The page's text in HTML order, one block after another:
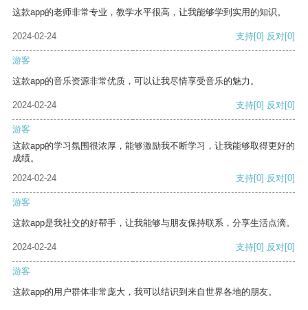
这款app的老师非常专业，教学水平很高，让我能够学到实用的知识。
2024-02-24 支持[0] 反对[0]
游客
这款app的音乐资源非常优质，可以让我尽情享受音乐的魅力。
2024-02-24 支持[0] 反对[0]
游客
这款app的学习氛围很浓厚，能够激励我不断学习，让我能够取得更好的
成绩。
2024-02-24
支持[0] 反对[0]
游客
这款app是我社交的好帮手，让我能够与朋友保持联系，分享生活点滴。
2024-02-24 支持[0] 反对[0]
游客
这款app的用户群体非常庞大，我可以结识到来自世界各地的朋友。